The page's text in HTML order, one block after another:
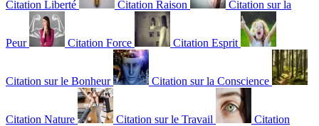
Citation Liberté Citation Raison Citation sur la
Peur Citation Force Citation Esprit
Citation sur le Bonheur Citation sur la Conscience
Citation Nature Citation sur le Travail Citation